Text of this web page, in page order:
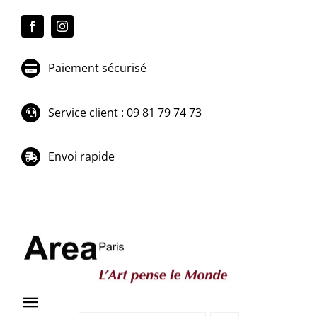
Paiement sécurisé
Service client : 09 81 79 74 73
Envoi rapide